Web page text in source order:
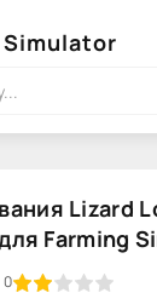
Simulator
Lizard
Farming
0